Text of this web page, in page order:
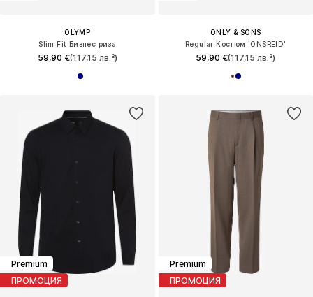
OLYMP
Slim Fit Бизнес риза
59,90 €(117,15 лв.³)
ONLY & SONS
Regular Костюм 'ONSREID'
59,90 €(117,15 лв.³)
Premium
ПРОМОЦИЯ
Premium
ПРОМОЦИЯ